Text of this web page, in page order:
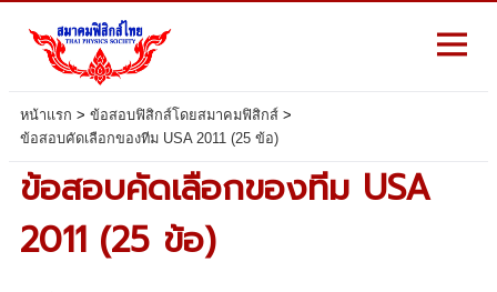
หน้าแรก > ข้อสอบฟิสิกส์โดยสมาคมฟิสิกส์ >
ข้อสอบคัดเลือกของทีม USA 2011 (25 ข้อ)
ข้อสอบคัดเลือกของทีม USA
2011 (25 ข้อ)